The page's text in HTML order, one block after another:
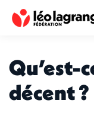
Qu’est-
décent ?